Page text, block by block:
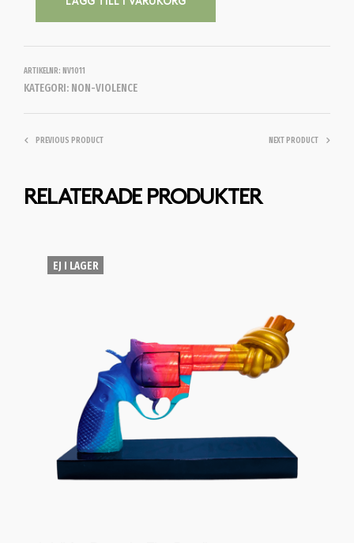
LÄGG TILL I VARUKORG
ARTIKELNR: NV1011
KATEGORI: NON-VIOLENCE
PREVIOUS PRODUCT NEXT PRODUCT
RELATERADE PRODUKTER
EJ I LAGER